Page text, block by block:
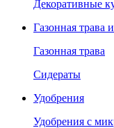
Декоративные
Газонная трава
Газонная трава
Сидераты
Удобрения
Удобрения с